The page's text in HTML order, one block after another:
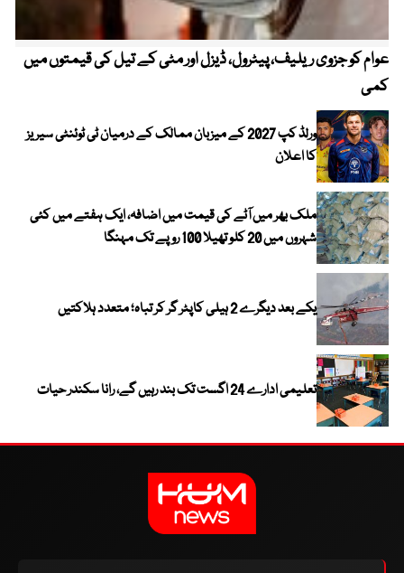
عوام کو جزوی ریلیف، پیٹرول، ڈیزل اور مٹی کے تیل کی قیمتوں میں
کمی
ورلڈ کپ 2027 کے میزبان ممالک کے درمیان ٹی ٹوئنٹی سیریز
کا اعلان
ملک بھر میں آٹے کی قیمت میں اضافہ، ایک ہفتے میں کئی
شہروں میں 20 کلو تھیلا 100 روپے تک مہنگا
یکے بعد دیگرے 2 ہیلی کاپٹر گر کر تباہ؛ متعدد ہلاکتیں
تعلیمی ادارے 24 اگست تک بند رہیں گے، رانا سکندر حیات